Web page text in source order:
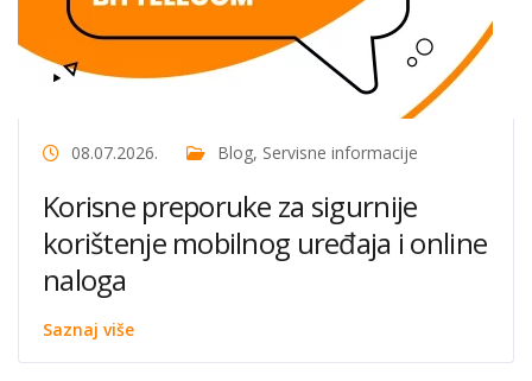
08.07.2026. Blog, Servisne informacije
Korisne preporuke za sigurnije
korištenje mobilnog uređaja i online
naloga
Saznaj više